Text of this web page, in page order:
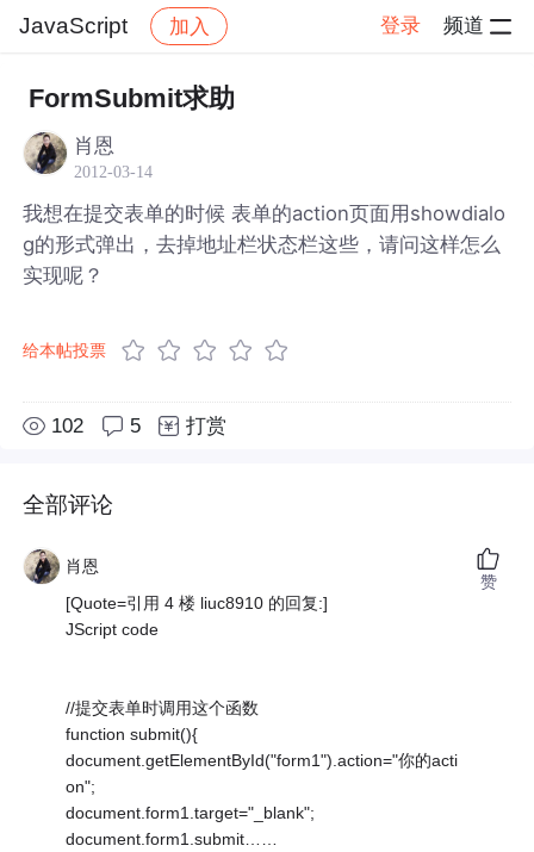
JavaScript 加入 登录 频道
社区 JavaScript
FormSubmit求助
肖恩
2012-03-14
我想在提交表单的时候 表单的action页面用showdialo
g的形式弹出，去掉地址栏状态栏这些，请问这样怎么
实现呢？
给本帖投票
102 5 打赏
全部评论
肖恩
[Quote=引用 4 楼 liuc8910 的回复:]
JScript code
//提交表单时调用这个函数
function submit(){
document.getElementById("form1").action="你的acti
on";
document.form1.target="_blank";
document.form1.submit……
赞